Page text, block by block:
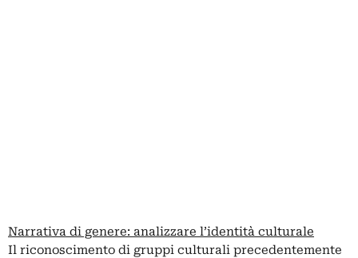
Narrativa di genere: analizzare l’identità culturale
Il riconoscimento di gruppi culturali precedentemente